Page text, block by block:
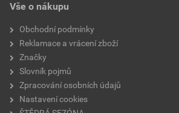
Vše o nákupu
Obchodní podmínky
Reklamace a vrácení zboží
Značky
Slovník pojmů
Zpracování osobních údajů
Nastavení cookies